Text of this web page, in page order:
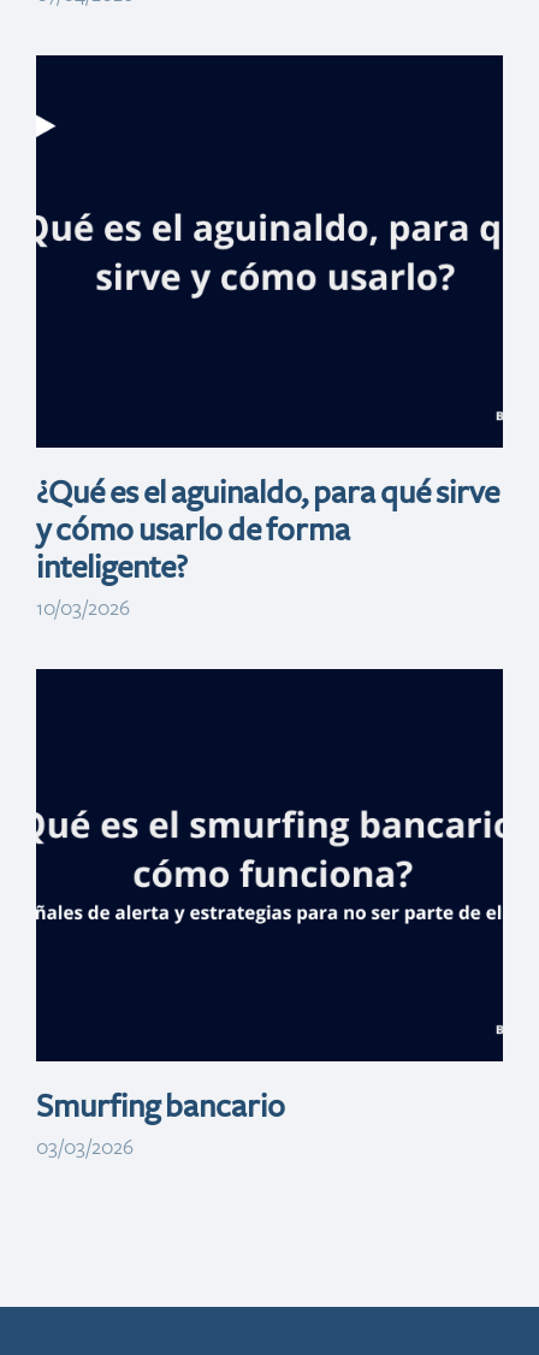
cientos de
ciudadanos en
¿Qué es el aguinaldo, para qué sirve
y cómo usarlo de forma
inteligente?
10/03/2026
cientos de
ciudadanos en
Smurfing bancario
03/03/2026